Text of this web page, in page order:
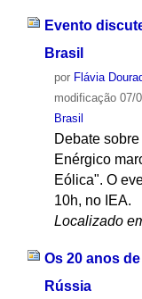
Evento
Brasil
por Flávia
modificação07/
Brasil
Debate
Enérgico
Eólica". O
10h, no IEA.
Localizado
Os 20 anos
Rússia